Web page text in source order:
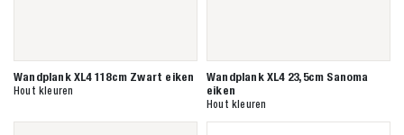
Wandplank XL4 118cm Zwart eiken
Hout kleuren
Wandplank XL4 23,5cm Sanoma
eiken
Hout kleuren